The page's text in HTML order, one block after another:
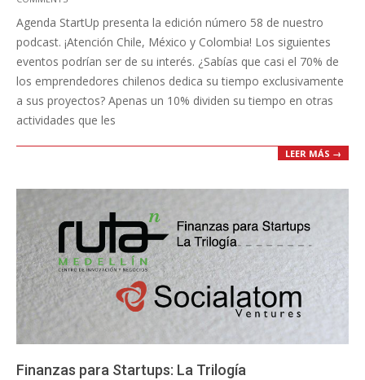
07-
21
Agenda StartUp presenta la edición número 58 de nuestro
podcast. ¡Atención Chile, México y Colombia! Los siguientes
eventos podrían ser de su interés. ¿Sabías que casi el 70% de
los emprendedores chilenos dedica su tiempo exclusivamente
a sus proyectos? Apenas un 10% dividen su tiempo en otras
actividades que les
LEER MÁS →
Finanzas para Startups: La Trilogía